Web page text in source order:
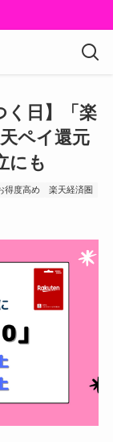
く日】「楽
ペイ還元
にも
得度高め 楽天経済圏